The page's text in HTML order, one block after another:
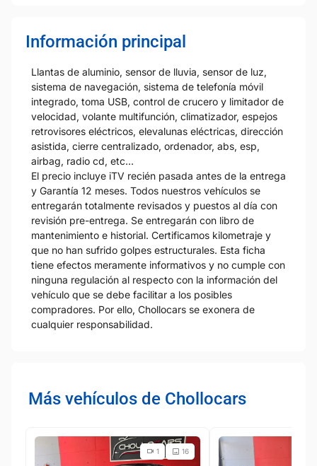
Información principal
Llantas de aluminio, sensor de lluvia, sensor de luz,
sistema de navegación, sistema de telefonía móvil
integrado, toma USB, control de crucero y limitador de
velocidad, volante multifunción, climatizador, espejos
retrovisores eléctricos, elevalunas eléctricas, dirección
asistida, cierre centralizado, ordenador, abs, esp,
airbag, radio cd, etc…
El precio incluye iTV recién pasada antes de la entrega
y Garantía 12 meses. Todos nuestros vehículos se
entregarán totalmente revisados y puestos al día con
revisión pre-entrega. Se entregarán con libro de
mantenimiento e historial. Certificamos kilometraje y
que no han sufrido golpes estructurales. Esta ficha
tiene efectos meramente informativos y no cumple con
ninguna regulación al respecto con la información del
vehículo que se debe facilitar a los posibles
compradores. Por ello, Chollocars se exonera de
cualquier responsabilidad.
Más vehículos de Chollocars
16
1